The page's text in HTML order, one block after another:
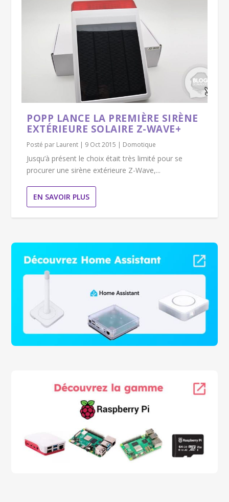
POPP LANCE LA PREMIÈRE SIRÈNE
EXTÉRIEURE SOLAIRE Z-WAVE+
Posté par Laurent | 9 Oct 2015 | Domotique
Jusqu’à présent le choix était très limité pour se
procurer une sirène extérieure Z-Wave,...
EN SAVOIR PLUS